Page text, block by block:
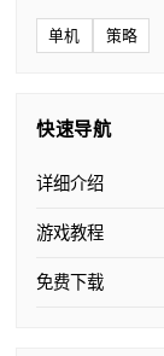
单机 策略
快速导航
详细介绍
游戏教程
免费下载